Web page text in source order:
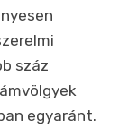
száz
egyaránt.